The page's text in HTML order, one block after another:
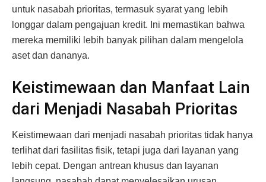
untuk nasabah prioritas, termasuk syarat yang lebih
longgar dalam pengajuan kredit. Ini memastikan bahwa
mereka memiliki lebih banyak pilihan dalam mengelola
aset dan dananya.
Keistimewaan dan Manfaat Lain
dari Menjadi Nasabah Prioritas
Keistimewaan dari menjadi nasabah prioritas tidak hanya
terlihat dari fasilitas fisik, tetapi juga dari layanan yang
lebih cepat. Dengan antrean khusus dan layanan